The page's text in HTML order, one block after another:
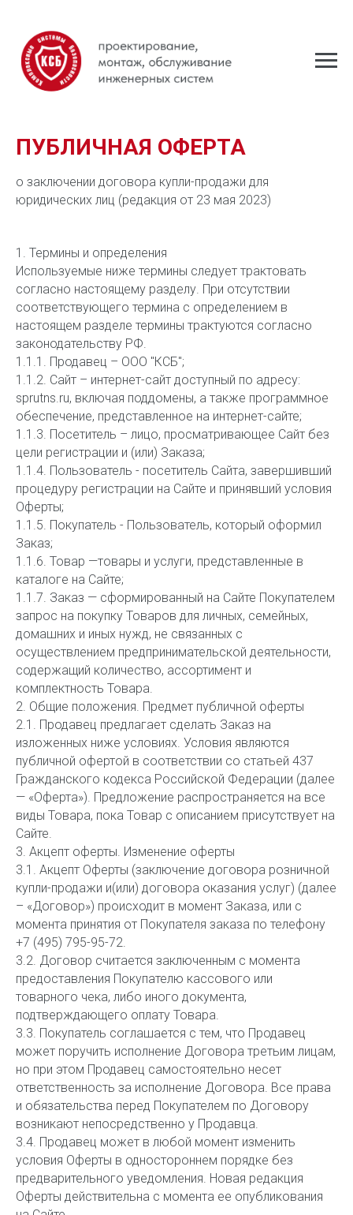
ПУБЛИЧНАЯ ОФЕРТА
о заключении договора купли-продажи для
юридических лиц (редакция от 23 мая 2023)
1. Термины и определения
Используемые ниже термины следует трактовать
согласно настоящему разделу. При отсутствии
соответствующего термина с определением в
настоящем разделе термины трактуются согласно
законодательству РФ.
1.1.1. Продавец – ООО "КСБ";
1.1.2. Сайт – интернет-сайт доступный по адресу:
sprutns.ru, включая поддомены, а также программное
обеспечение, представленное на интернет-сайте;
1.1.3. Посетитель – лицо, просматривающее Сайт без
цели регистрации и (или) Заказа;
1.1.4. Пользователь - посетитель Сайта, завершивший
процедуру регистрации на Сайте и принявший условия
Оферты;
1.1.5. Покупатель - Пользователь, который оформил
Заказ;
1.1.6. Товар —товары и услуги, представленные в
каталоге на Сайте;
1.1.7. Заказ — сформированный на Сайте Покупателем
запрос на покупку Товаров для личных, семейных,
домашних и иных нужд, не связанных с
осуществлением предпринимательской деятельности,
содержащий количество, ассортимент и
комплектность Товара.
2. Общие положения. Предмет публичной оферты
2.1. Продавец предлагает сделать Заказ на
изложенных ниже условиях. Условия являются
публичной офертой в соответствии со статьей 437
Гражданского кодекса Российской Федерации (далее
— «Оферта»). Предложение распространяется на все
виды Товара, пока Товар с описанием присутствует на
Сайте.
3. Акцепт оферты. Изменение оферты
3.1. Акцепт Оферты (заключение договора розничной
купли-продажи и(или) договора оказания услуг) (далее
– «Договор») происходит в момент Заказа, или с
момента принятия от Покупателя заказа по телефону
+7 (495) 795-95-72.
3.2. Договор считается заключенным с момента
предоставления Покупателю кассового или
товарного чека, либо иного документа,
подтверждающего оплату Товара.
3.3. Покупатель соглашается с тем, что Продавец
может поручить исполнение Договора третьим лицам,
но при этом Продавец самостоятельно несет
ответственность за исполнение Договора. Все права
и обязательства перед Покупателем по Договору
возникают непосредственно у Продавца.
3.4. Продавец может в любой момент изменить
условия Оферты в одностороннем порядке без
предварительного уведомления. Новая редакция
Оферты действительна с момента ее опубликования